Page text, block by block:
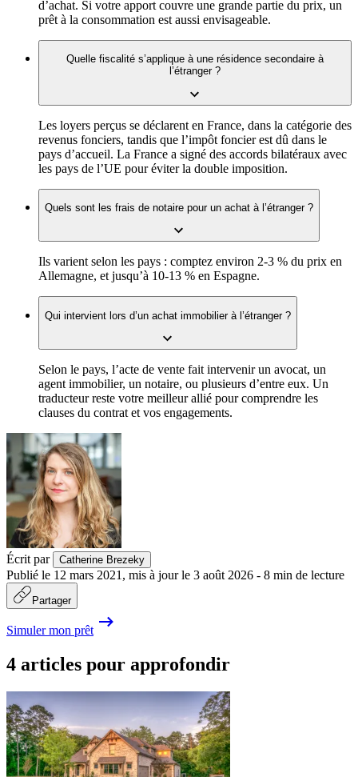
d’achat. Si votre apport couvre une grande partie du prix, un
prêt à la consommation est aussi envisageable.
Quelle fiscalité s’applique à une résidence secondaire à
l’étranger ?
Les loyers perçus se déclarent en France, dans la catégorie des
revenus fonciers, tandis que l’impôt foncier est dû dans le
pays d’accueil. La France a signé des accords bilatéraux avec
les pays de l’UE pour éviter la double imposition.
Quels sont les frais de notaire pour un achat à l’étranger ?
Ils varient selon les pays : comptez environ 2-3 % du prix en
Allemagne, et jusqu’à 10-13 % en Espagne.
Qui intervient lors d’un achat immobilier à l’étranger ?
Selon le pays, l’acte de vente fait intervenir un avocat, un
agent immobilier, un notaire, ou plusieurs d’entre eux. Un
traducteur reste votre meilleur allié pour comprendre les
clauses du contrat et vos engagements.
Écrit par Catherine Brezeky
Publié le 12 mars 2021 , mis à jour le 3 août 2026 - 8 min de lecture
Partager
Simuler mon prêt
4 articles pour approfondir